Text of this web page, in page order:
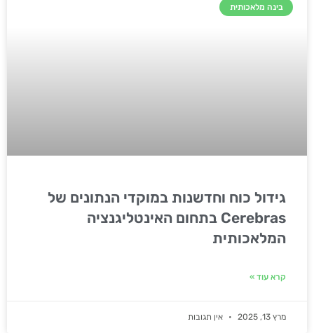
בינה מלאכותית
גידול כוח וחדשנות במוקדי הנתונים של
Cerebras בתחום האינטליגנציה
המלאכותית
קרא עוד »
מרץ 13, 2025 אין תגובות